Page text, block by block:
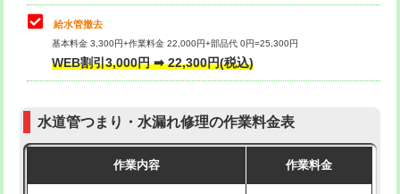
マス交換（深さ50㎝以上）
コンクリート斫り（厚さ10㎝まで）
モルタル補修（厚さ10㎝超え） 38,500円
その他部品の脱着
交換・取付（タンク）
式）)
式・ワンホール）)
給水管撤去
基本料金 3,300円+作業料金 22,000円+部品代 0円=25,300円
WEB割引3,000円 ➡ 22,300円(税込)
水道管つまり・水漏れ修理の作業料金表
作業内容 作業料金